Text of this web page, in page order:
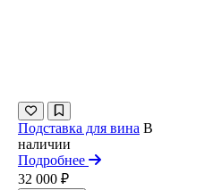
Подставка для вина В
наличии
Подробнее
32 000 ₽